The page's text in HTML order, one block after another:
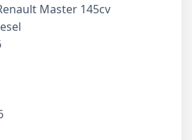
Master 145cv